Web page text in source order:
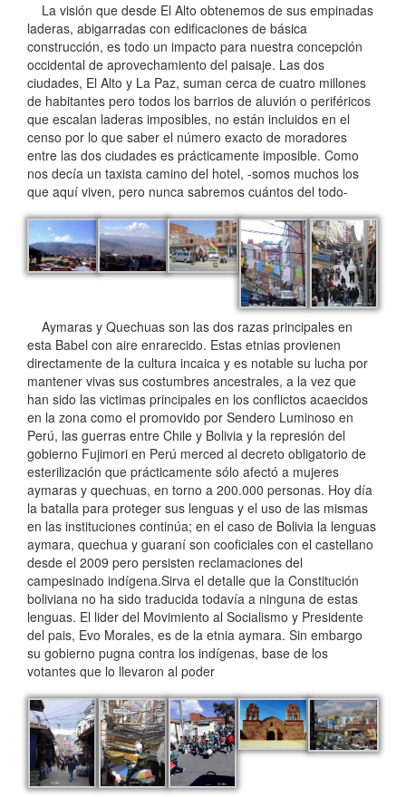
La visión que desde El Alto obtenemos de sus empinadas
laderas, abigarradas con edificaciones de básica
construcción, es todo un impacto para nuestra concepción
occidental de aprovechamiento del paisaje. Las dos
ciudades, El Alto y La Paz, suman cerca de cuatro millones
de habitantes pero todos los barrios de aluvión o periféricos
que escalan laderas imposibles, no están incluidos en el
censo por lo que saber el número exacto de moradores
entre las dos ciudades es prácticamente imposible. Como
nos decía un taxista camino del hotel, -somos muchos los
que aquí viven, pero nunca sabremos cuántos del todo-
Aymaras y Quechuas son las dos razas principales en
esta Babel con aire enrarecido. Estas etnias provienen
directamente de la cultura incaica y es notable su lucha por
mantener vivas sus costumbres ancestrales, a la vez que
han sido las victimas principales en los conflictos acaecidos
en la zona como el promovido por Sendero Luminoso en
Perú, las guerras entre Chile y Bolivia y la represión del
gobierno Fujimori en Perú merced al decreto obligatorio de
esterilización que prácticamente sólo afectó a mujeres
aymaras y quechuas, en torno a 200.000 personas. Hoy día
la batalla para proteger sus lenguas y el uso de las mismas
en las instituciones continúa; en el caso de Bolivia la lenguas
aymara, quechua y guaraní son cooficiales con el castellano
desde el 2009 pero persisten reclamaciones del
campesinado indígena.Sirva el detalle que la Constitución
boliviana no ha sido traducida todavía a ninguna de estas
lenguas. El lider del Movimiento al Socialismo y Presidente
del pais, Evo Morales, es de la etnia aymara. Sin embargo
su gobierno pugna contra los indígenas, base de los
votantes que lo llevaron al poder